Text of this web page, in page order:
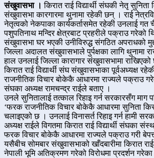
संखुवासभा । किरात राई विद्यार्थी संघकी नेतृ सुनिता
संखुवासभा कारगारमा थुनामा रहेकी छन् । राई
नेतृत्वको नेकपाका कार्यकर्तासमेत रहेकी उनलाई गत
पशुपतिनाथ मन्दिर क्षेत्रबाट प्रहरीले पक्राउ गरेको
संखुवासभा घर भएकी उनीविरुद्ध संगठित अपराधको
जिल्ला अदालत संखुवासभाले पुर्पक्षका लागि थुनामा
हाल उनलाई जिल्ला कारागार संखुवासभामा राखिएको
किरात राई विद्यार्थी संघ संखुवासभाका पूर्वअध्यक्ष
राजनीतिक विचार बोकेकै आधारमा राज्यले पक्राउ
संघका अध्यक्ष रामचन्द्र राईले बताए ।
उनले सुनितालाई तत्काल रिहाइ गर्न सरकारसँग
‘फरक राजनीतिक विचार बोकेकै आधारमा सुनिता
चलाइएको छ । उनलाई विनासर्त रिहाइ गर्न हामी
अध्यक्ष राईले विगतमा किरात राई विद्यार्थी संघका
फरक विचार बोकेकै आधारमा राज्यले पक्राउ गरी
यसैबीच सोमबार संखुवासभाको खाँदबारीमा किरात राई
नेपाली भूमि अतिक्रमण गरेको विरोधमा प्रदर्शन